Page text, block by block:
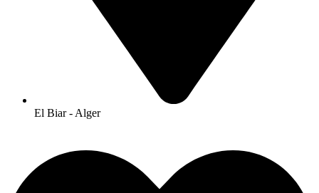
El Biar- Alger